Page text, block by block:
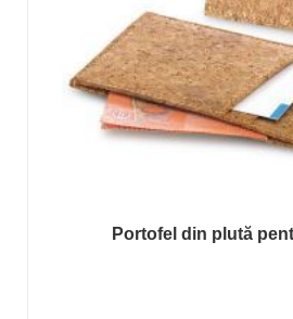
Portofel din plută